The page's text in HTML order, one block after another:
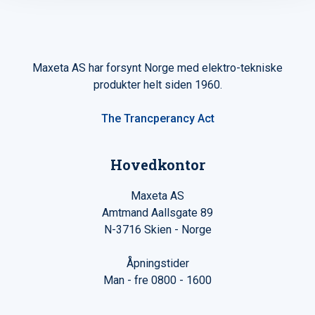
Maxeta AS har forsynt Norge med elektro-tekniske
produkter helt siden 1960.
The Trancperancy Act
Hovedkontor
Maxeta AS
Amtmand Aallsgate 89
N-3716 Skien - Norge
Åpningstider
Man - fre 0800 - 1600